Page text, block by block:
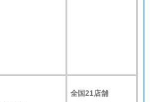
全国21店舗